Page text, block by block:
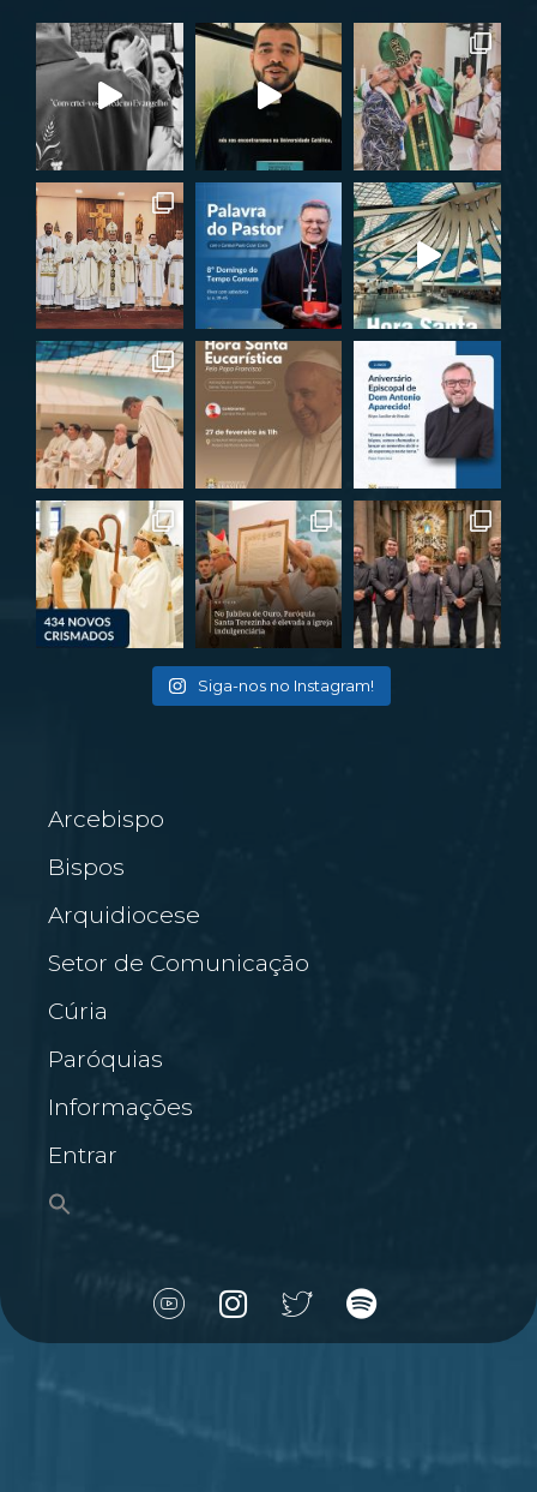
Siga-nos no Instagram!
Arcebispo
Bispos
Arquidiocese
Setor de Comunicação
Cúria
Paróquias
Informações
Entrar